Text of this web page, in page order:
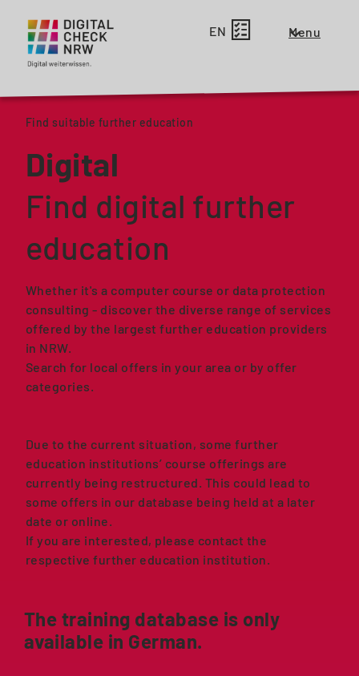
EN
Menu
schließe
Navigation
Find suitable further education
Digital
Find digital further
education
Whether it's a computer course or data protection
consulting - discover the diverse range of services
offered by the largest further education providers
in NRW.
Search for local offers in your area or by offer
categories.
Due to the current situation, some further
education institutions’ course offerings are
currently being restructured. This could lead to
some offers in our database being held at a later
date or online.
If you are interested, please contact the
respective further education institution.
The training database is only
available in German.